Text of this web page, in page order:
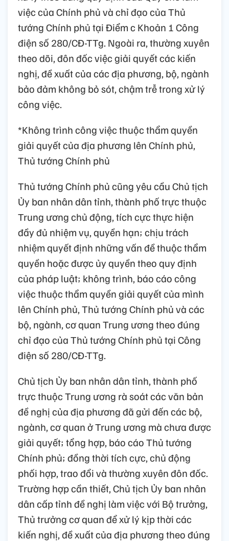
việc của Chính phủ và chỉ đạo của Thủ
tướng Chính phủ tại Điểm c Khoản 1 Công
điện số 280/CĐ-TTg. Ngoài ra, thường xuyên
theo dõi, đôn đốc việc giải quyết các kiến
nghị, đề xuất của các địa phương, bộ, ngành
bảo đảm không bỏ sót, chậm trễ trong xử lý
công việc.
*Không trình công việc thuộc thẩm quyền
giải quyết của địa phương lên Chính phủ,
Thủ tướng Chính phủ
Thủ tướng Chính phủ cũng yêu cầu Chủ tịch
Ủy ban nhân dân tỉnh, thành phố trực thuộc
Trung ương chủ động, tích cực thực hiện
đầy đủ nhiệm vụ, quyền hạn; chịu trách
nhiệm quyết định những vấn đề thuộc thẩm
quyền hoặc được ủy quyền theo quy định
của pháp luật; không trình, báo cáo công
việc thuộc thẩm quyền giải quyết của mình
lên Chính phủ, Thủ tướng Chính phủ và các
bộ, ngành, cơ quan Trung ương theo đúng
chỉ đạo của Thủ tướng Chính phủ tại Công
điện số 280/CĐ-TTg.
Chủ tịch Ủy ban nhân dân tỉnh, thành phố
trực thuộc Trung ương rà soát các văn bản
đề nghị của địa phương đã gửi đến các bộ,
ngành, cơ quan ở Trung ương mà chưa được
giải quyết; tổng hợp, báo cáo Thủ tướng
Chính phủ; đồng thời tích cực, chủ động
phối hợp, trao đổi và thường xuyên đôn đốc.
Trường hợp cần thiết, Chủ tịch Ủy ban nhân
dân cấp tỉnh đề nghị làm việc với Bộ trưởng,
Thủ trưởng cơ quan để xử lý kịp thời các
kiến nghị, đề xuất của địa phương theo đúng